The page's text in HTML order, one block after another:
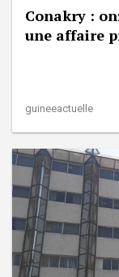
Conakry :
une affaire
guineeactuelle